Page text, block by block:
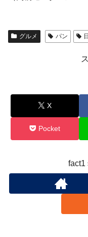
グルメ パン
X
Pocket
fact1